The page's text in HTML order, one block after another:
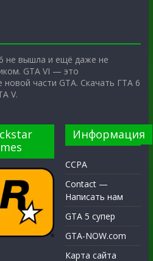
не вышла и ещё даже не
GTA VI — это
новой части GTA. Скачать ГТА 6
V.
Информация
CCPA
Contact —
Написать нам
GTA 5 супер
GTA-NOW.com
Карта сайта